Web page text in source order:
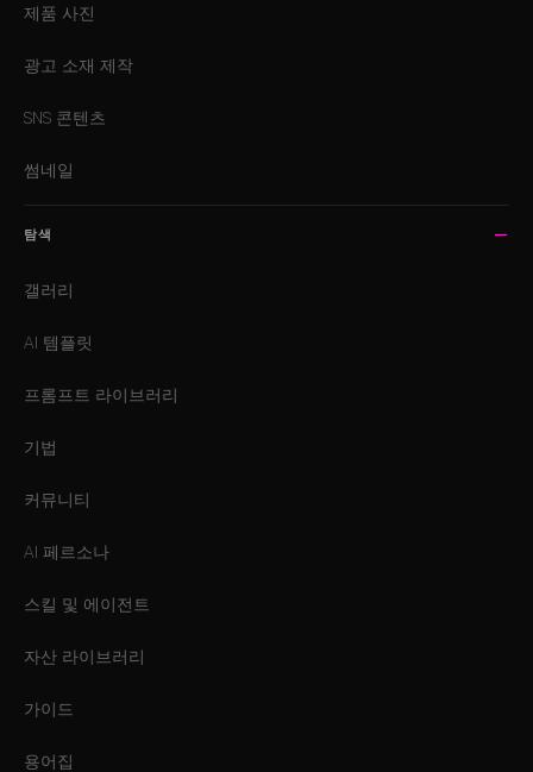
제품 사진
광고 소재 제작
SNS 콘텐츠
썸네일
탐색
갤러리
AI 템플릿
프롬프트 라이브러리
기법
커뮤니티
AI 페르소나
스킬 및 에이전트
자산 라이브러리
가이드
용어집